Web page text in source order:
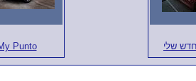
שלי Punto